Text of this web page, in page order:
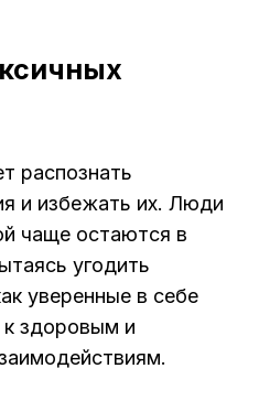
распознать
и избежать их. Люди
чаще остаются в
угодить
уверенные в себе
к здоровым и